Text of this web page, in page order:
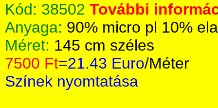
Kód: 38502 További
Anyaga: 90% micro pl 10%
Méret: 145 cm széles
7500 Ft=21.43 Euro/Méter
Színek nyomtatása